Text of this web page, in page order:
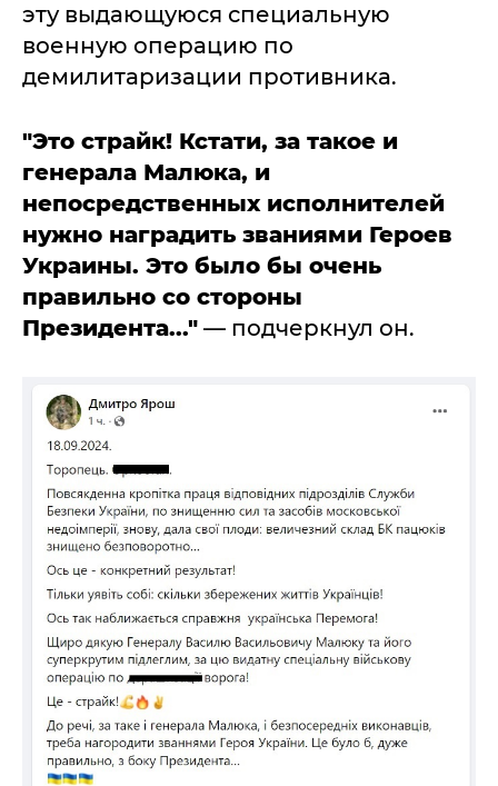
эту выдающуюся специальную
военную операцию по
демилитаризации противника.
"Это страйк! Кстати, за такое и
генерала Малюка, и
непосредственных исполнителей
нужно наградить званиями Героев
Украины. Это было бы очень
правильно со стороны
Президента..." — подчеркнул он.